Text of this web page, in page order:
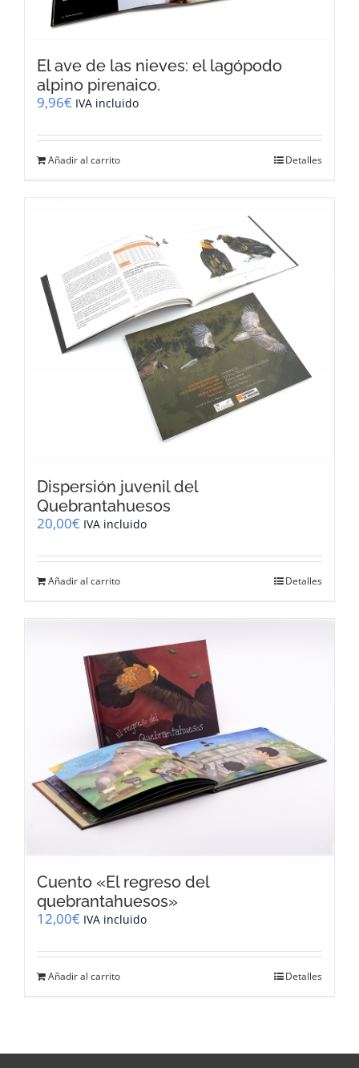
El ave de las nieves: el lagópodo
alpino pirenaico.
9,96€ IVA incluido
Añadir al carrito Detalles
Dispersión juvenil del
Quebrantahuesos
20,00€ IVA incluido
Añadir al carrito Detalles
Cuento «El regreso del
quebrantahuesos»
12,00€ IVA incluido
Añadir al carrito Detalles